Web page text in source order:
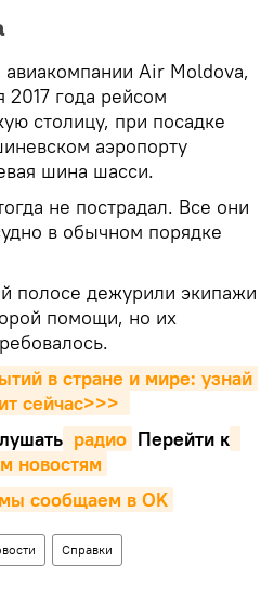
Air Moldova,
года рейсом
столицу, при посадке
аэропорту
шина шасси.
не пострадал. Все они
в обычном порядке
полосе дежурили экипажи
помощи, но их
в стране и мире: узнай
сейчаc>>>
радио Перейти к
новостям
сообщаем в OK
Справки